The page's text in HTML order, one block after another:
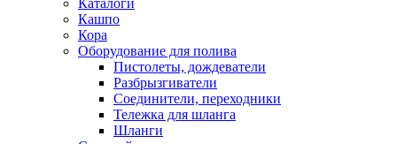
Кашпо
Кора
Оборудование для полива
Пистолеты, дождеватели
Разбрызгиватели
Соединители, переходники
Тележка для шланга
Шланги